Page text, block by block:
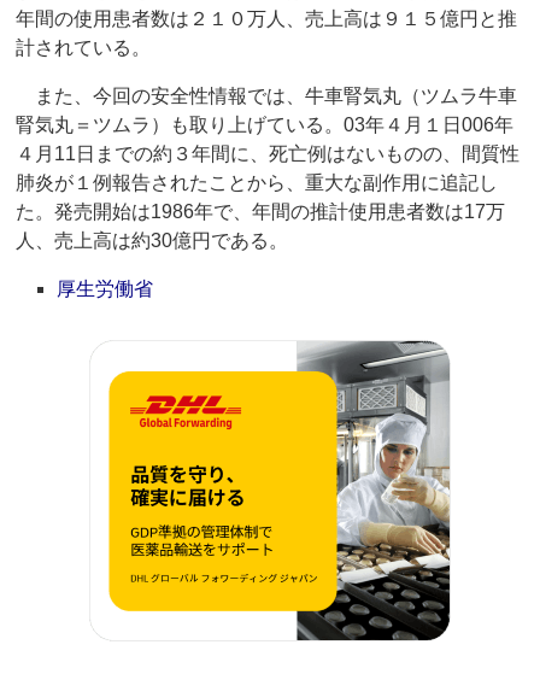
年間の使用患者数は２１０万人、売上高は９１５億円と推
計されている。
また、今回の安全性情報では、牛車腎気丸（ツムラ牛車
腎気丸＝ツムラ）も取り上げている。03年４月１日006年
４月11日までの約３年間に、死亡例はないものの、間質性
肺炎が１例報告されたことから、重大な副作用に追記し
た。発売開始は1986年で、年間の推計使用患者数は17万
人、売上高は約30億円である。
厚生労働省